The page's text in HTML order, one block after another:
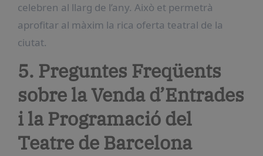
celebren al llarg de l’any. Això et permetrà
aprofitar al màxim la rica oferta teatral de la
ciutat.
5. Preguntes Freqüents
sobre la Venda d’Entrades
i la Programació del
Teatre de Barcelona